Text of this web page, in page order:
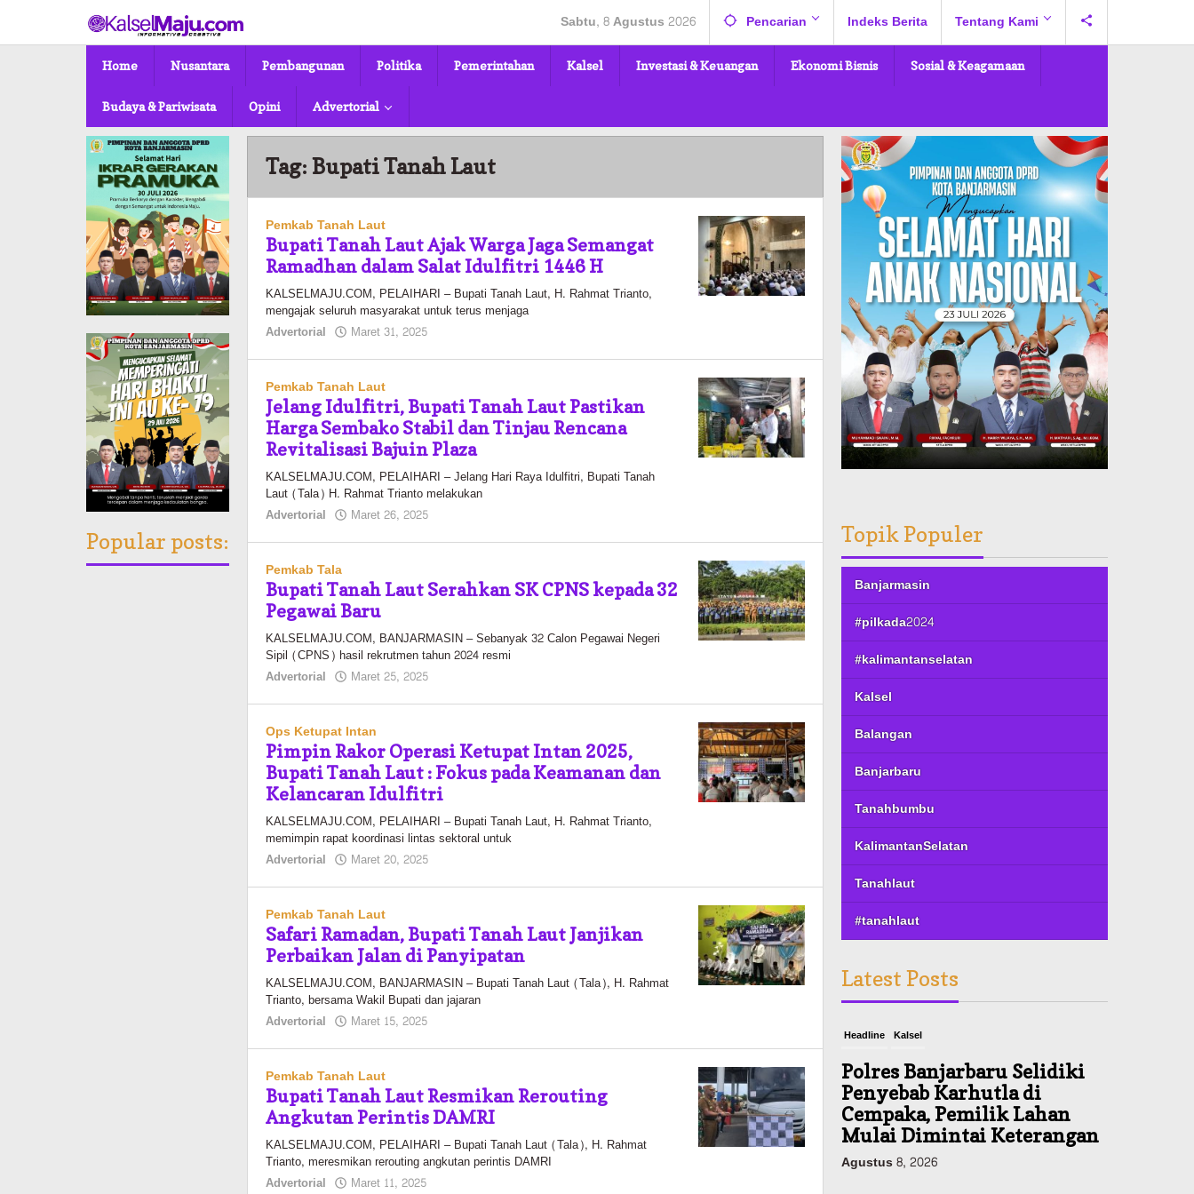
konten
Sabtu, 8 Agustus 2026 Pencarian Indeks Berita Tentang Kami
Home Nusantara Pembangunan Politika Pemerintahan Kalsel Investasi & Keuangan Ekonomi Bisnis Sosial & Keagamaan
Budaya & Pariwisata Opini Advertorial
Popular posts:
Tag:Bupati Tanah Laut
Pemkab Tanah Laut
Bupati Tanah Laut Ajak Warga Jaga Semangat
Ramadhan dalam Salat Idulfitri 1446 H
KALSELMAJU.COM, PELAIHARI – Bupati Tanah Laut, H. Rahmat Trianto,
mengajak seluruh masyarakat untuk terus menjaga
Advertorial
Maret 31, 2025
Pemkab Tanah Laut
Jelang Idulfitri, Bupati Tanah Laut Pastikan
Harga Sembako Stabil dan Tinjau Rencana
Revitalisasi Bajuin Plaza
KALSELMAJU.COM, PELAIHARI – Jelang Hari Raya Idulfitri, Bupati Tanah
Laut (Tala) H. Rahmat Trianto melakukan
Advertorial
Maret 26, 2025
Pemkab Tala
Bupati Tanah Laut Serahkan SK CPNS kepada 32
Pegawai Baru
KALSELMAJU.COM, BANJARMASIN – Sebanyak 32 Calon Pegawai Negeri
Sipil (CPNS) hasil rekrutmen tahun 2024 resmi
Advertorial
Maret 25, 2025
Ops Ketupat Intan
Pimpin Rakor Operasi Ketupat Intan 2025,
Bupati Tanah Laut : Fokus pada Keamanan dan
Kelancaran Idulfitri
KALSELMAJU.COM, PELAIHARI – Bupati Tanah Laut, H. Rahmat Trianto,
memimpin rapat koordinasi lintas sektoral untuk
Advertorial
Maret 20, 2025
Pemkab Tanah Laut
Safari Ramadan, Bupati Tanah Laut Janjikan
Perbaikan Jalan di Panyipatan
KALSELMAJU.COM, BANJARMASIN – Bupati Tanah Laut (Tala), H. Rahmat
Trianto, bersama Wakil Bupati dan jajaran
Advertorial
Maret 15, 2025
Pemkab Tanah Laut
Bupati Tanah Laut Resmikan Rerouting
Angkutan Perintis DAMRI
KALSELMAJU.COM, PELAIHARI – Bupati Tanah Laut (Tala), H. Rahmat
Trianto, meresmikan rerouting angkutan perintis DAMRI
Advertorial
Maret 11, 2025
Topik Populer
Banjarmasin
#pilkada2024
#kalimantanselatan
Kalsel
Balangan
Banjarbaru
Tanahbumbu
KalimantanSelatan
Tanahlaut
#tanahlaut
Latest Posts
Headline Kalsel
Polres Banjarbaru Selidiki
Penyebab Karhutla di
Cempaka, Pemilik Lahan
Mulai Dimintai Keterangan
Agustus 8, 2026